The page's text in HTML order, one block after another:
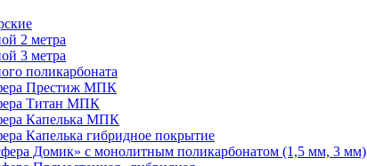
2 метра
3 метра
поликарбоната
Престиж МПК
Титан МПК
Капелька МПК
Капелька гибридное покрытие
Домик» с монолитным поликарбонатом (1,5 мм, 3 мм)